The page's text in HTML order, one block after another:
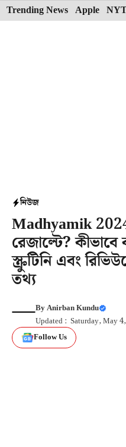
Skip
to
Trending News Apple
নিউজ
Madhyamik
রেজাল্টে?
স্ক্রুটিনি এবং
তথ্য
ByAnirban Kundu
Updated : Saturday, May
Follow Us